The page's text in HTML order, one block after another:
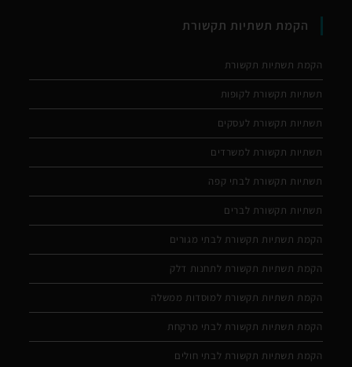
הקמת תשתיות תקשורת
הקמת תשתיות תקשורת
תשתיות תקשורת לקופות
תשתיות תקשורת לעסקים
תשתיות תקשורת למשרדים
תשתיות תקשורת לבתי קפה
תשתיות תקשורת לברים
הקמת תשתיות תקשורת לבתי מגורים
הקמת תשתיות תקשורת לתחנות דלק
הקמת תשתיות תקשורת למוסדות ממשלה
הקמת תשתיות תקשורת לבתי מרקחת
הקמת תשתיות תקשורת לבתי חולים